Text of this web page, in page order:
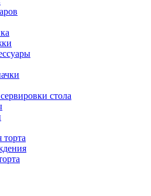
стола